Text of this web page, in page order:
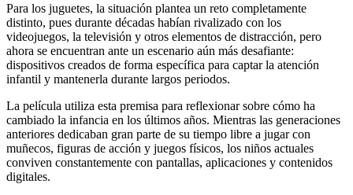
Para los juguetes, la situación plantea un reto completamente
distinto, pues durante décadas habían rivalizado con los
videojuegos, la televisión y otros elementos de distracción, pero
ahora se encuentran ante un escenario aún más desafiante:
dispositivos creados de forma específica para captar la atención
infantil y mantenerla durante largos periodos.
La película utiliza esta premisa para reflexionar sobre cómo ha
cambiado la infancia en los últimos años. Mientras las generaciones
anteriores dedicaban gran parte de su tiempo libre a jugar con
muñecos, figuras de acción y juegos físicos, los niños actuales
conviven constantemente con pantallas, aplicaciones y contenidos
digitales.